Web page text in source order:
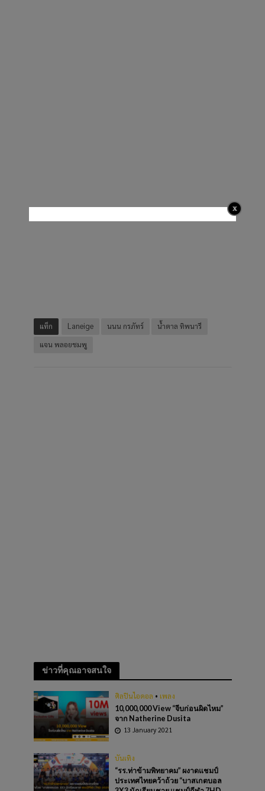
แท็ก Laneige นนน กรภัทร์
น้ำตาล ทิพนารี
แจน พลอยชมพู
ข่าวที่คุณอาจสนใจ
ศิลปินไอดอล • เพลง
10,000,000 View “จีบก่อนผิดไหม”
จาก Natherine Dusita
13 January 2021
บันเทิง
“รร.ท่าข้ามพิทยาคม” ผงาดแชมป์
ประเทศไทยคว้าถ้วย “บาสเกตบอล